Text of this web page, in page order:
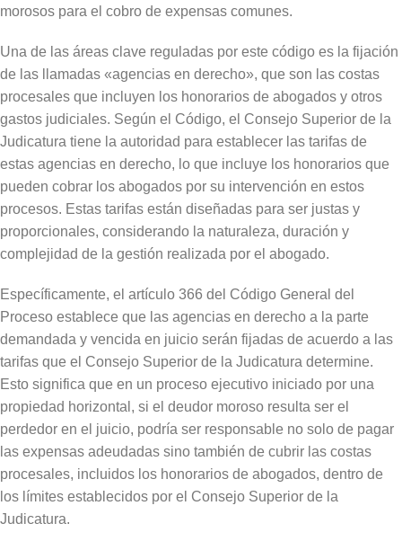
morosos para el cobro de expensas comunes.
Una de las áreas clave reguladas por este código es la fijación
de las llamadas «agencias en derecho», que son las costas
procesales que incluyen los honorarios de abogados y otros
gastos judiciales. Según el Código, el Consejo Superior de la
Judicatura tiene la autoridad para establecer las tarifas de
estas agencias en derecho, lo que incluye los honorarios que
pueden cobrar los abogados por su intervención en estos
procesos. Estas tarifas están diseñadas para ser justas y
proporcionales, considerando la naturaleza, duración y
complejidad de la gestión realizada por el abogado.
Específicamente, el artículo 366 del Código General del
Proceso establece que las agencias en derecho a la parte
demandada y vencida en juicio serán fijadas de acuerdo a las
tarifas que el Consejo Superior de la Judicatura determine.
Esto significa que en un proceso ejecutivo iniciado por una
propiedad horizontal, si el deudor moroso resulta ser el
perdedor en el juicio, podría ser responsable no solo de pagar
las expensas adeudadas sino también de cubrir las costas
procesales, incluidos los honorarios de abogados, dentro de
los límites establecidos por el Consejo Superior de la
Judicatura.